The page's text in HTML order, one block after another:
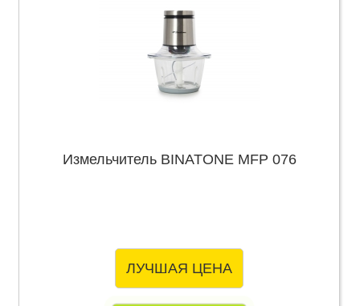
Измельчитель BINATONE MFP 076
ЛУЧШАЯ ЦЕНА